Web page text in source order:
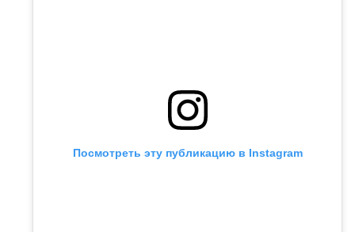
Посмотреть эту публикацию в Instagram